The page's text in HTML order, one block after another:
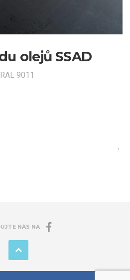
olejů SSAD
9011
NÁS NA